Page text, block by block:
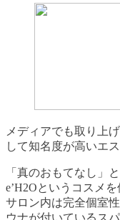
メディアでも取り上
して知名度が高いエ
「真のおもてなし」
e’H2Oというコスメ
サロン内は完全個室
ウナが付いているス